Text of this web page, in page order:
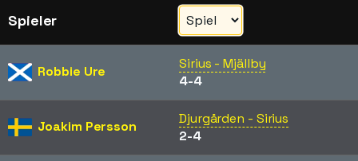
Spieler
Robbie Ure
Sirius - Mjällby
4-4
Joakim Persson
Djurgården - Sirius
2-4